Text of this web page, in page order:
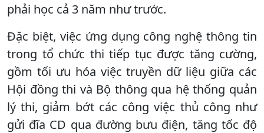
phải học cả 3 năm như trước.
Đặc biệt, việc ứng dụng công nghệ thông tin
trong tổ chức thi tiếp tục được tăng cường,
gồm tối ưu hóa việc truyền dữ liệu giữa các
Hội đồng thi và Bộ thông qua hệ thống quản
lý thi, giảm bớt các công việc thủ công như
gửi đĩa CD qua đường bưu điện, tăng tốc độ